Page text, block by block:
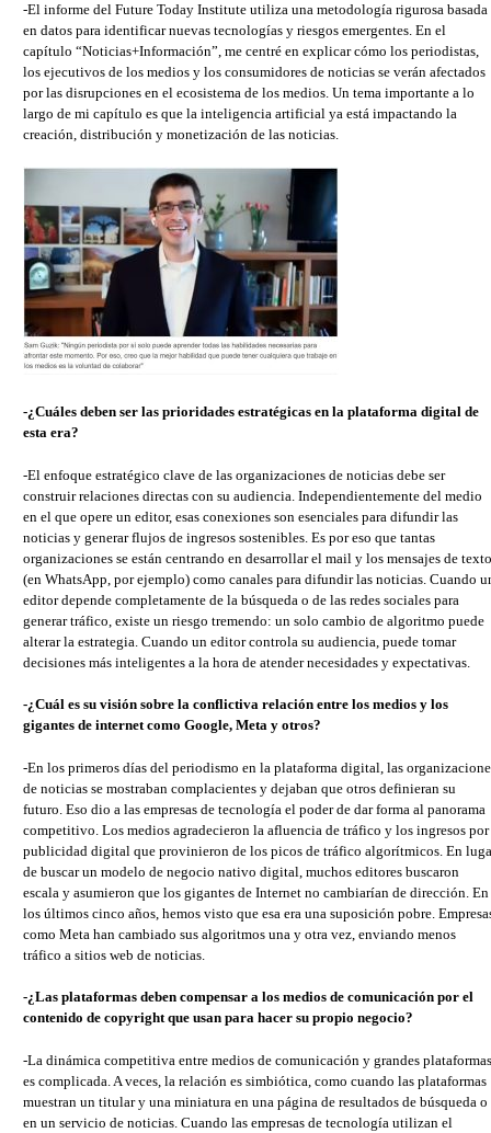
-El informe del Future Today Institute utiliza una metodología rigurosa basada
en datos para identificar nuevas tecnologías y riesgos emergentes. En el
capítulo “Noticias+Información”, me centré en explicar cómo los periodistas,
los ejecutivos de los medios y los consumidores de noticias se verán afectados
por las disrupciones en el ecosistema de los medios. Un tema importante a lo
largo de mi capítulo es que la inteligencia artificial ya está impactando la
creación, distribución y monetización de las noticias.
-¿Cuáles deben ser las prioridades estratégicas en la plataforma digital de
esta era?
-El enfoque estratégico clave de las organizaciones de noticias debe ser
construir relaciones directas con su audiencia. Independientemente del medio
en el que opere un editor, esas conexiones son esenciales para difundir las
noticias y generar flujos de ingresos sostenibles. Es por eso que tantas
organizaciones se están centrando en desarrollar el mail y los mensajes de texto
(en WhatsApp, por ejemplo) como canales para difundir las noticias. Cuando
editor depende completamente de la búsqueda o de las redes sociales para
generar tráfico, existe un riesgo tremendo: un solo cambio de algoritmo puede
alterar la estrategia. Cuando un editor controla su audiencia, puede tomar
decisiones más inteligentes a la hora de atender necesidades y expectativas.
-¿Cuál es su visión sobre la conflictiva relación entre los medios y los
gigantes de internet como Google, Meta y otros?
-En los primeros días del periodismo en la plataforma digital, las
de noticias se mostraban complacientes y dejaban que otros definieran su
futuro. Eso dio a las empresas de tecnología el poder de dar forma al panorama
competitivo. Los medios agradecieron la afluencia de tráfico y los ingresos por
publicidad digital que provinieron de los picos de tráfico algorítmicos. En
de buscar un modelo de negocio nativo digital, muchos editores buscaron
escala y asumieron que los gigantes de Internet no cambiarían de dirección. En
los últimos cinco años, hemos visto que esa era una suposición pobre.
como Meta han cambiado sus algoritmos una y otra vez, enviando menos
tráfico a sitios web de noticias.
-¿Las plataformas deben compensar a los medios de comunicación por el
contenido de copyright que usan para hacer su propio negocio?
-La dinámica competitiva entre medios de comunicación y grandes plataformas
es complicada. A veces, la relación es simbiótica, como cuando las plataformas
muestran un titular y una miniatura en una página de resultados de búsqueda o
en un servicio de noticias. Cuando las empresas de tecnología utilizan el